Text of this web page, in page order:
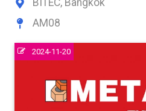
BITEC, Bangkok
AM08
2024-11-20